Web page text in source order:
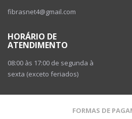
fibrasnet4@gmail.com
HORÁRIO DE
ATENDIMENTO
08:00 às 17:00 de segunda à
sexta (exceto feriados)
FORMAS DE